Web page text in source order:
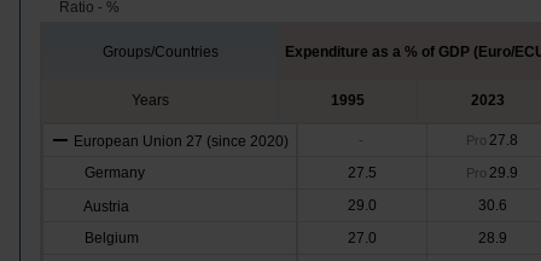
Ratio - %
Groups/Countries Expenditure as a % of GDP (Euro/
Years 1995 2023
European Union 27 (since 2020) - Pro 27.8
Germany
27.5 Pro 29.9
Austria
29.0
30.6
Belgium
27.0
28.9